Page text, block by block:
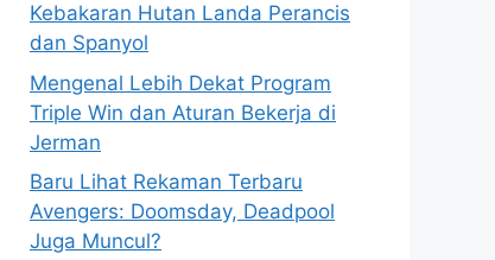
Kebakaran Hutan Landa Perancis
dan Spanyol
Mengenal Lebih Dekat Program
Triple Win dan Aturan Bekerja di
Jerman
Baru Lihat Rekaman Terbaru
Avengers: Doomsday, Deadpool
Juga Muncul?